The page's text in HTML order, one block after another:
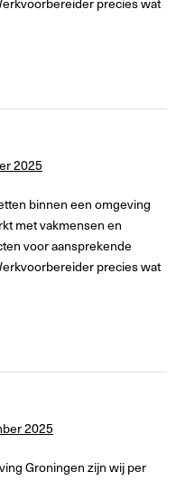
2025
binnen een omgeving
met vakmensen en
voor aansprekende
precies wat
2025
Groningen zijn wij per